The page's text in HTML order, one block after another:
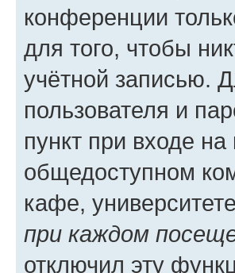
конференции
для того, чтобы
учётной записью.
пользователя и
пункт при входе
общедоступном
кафе,
при каждом
отключил эту